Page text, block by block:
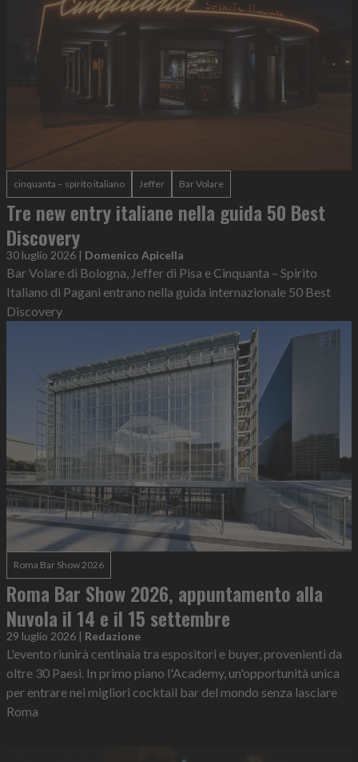
cinquanta – spirito italiano Jeffer Bar Volare
Tre new entry italiane nella guida 50 Best
Discovery
30 luglio 2026 | Domenico Apicella
Bar Volare di Bologna, Jeffer di Pisa e Cinquanta – Spirito
Italiano di Pagani entrano nella guida internazionale 50 Best
Discovery
Roma Bar Show 2026
Roma Bar Show 2026, appuntamento alla
Nuvola il 14 e il 15 settembre
29 luglio 2026 | Redazione
L'evento riunirà centinaia tra espositori e buyer, provenienti da
oltre 30 Paesi. In primo piano l'Academy, un'opportunità unica
per entrare nei migliori cocktail bar del mondo senza lasciare
Roma